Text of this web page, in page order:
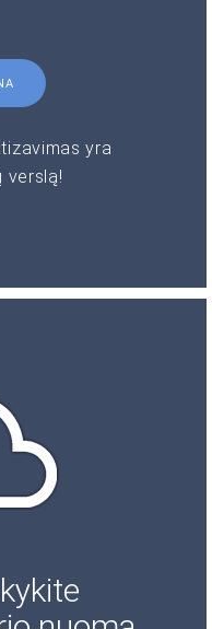
yra
verslą!